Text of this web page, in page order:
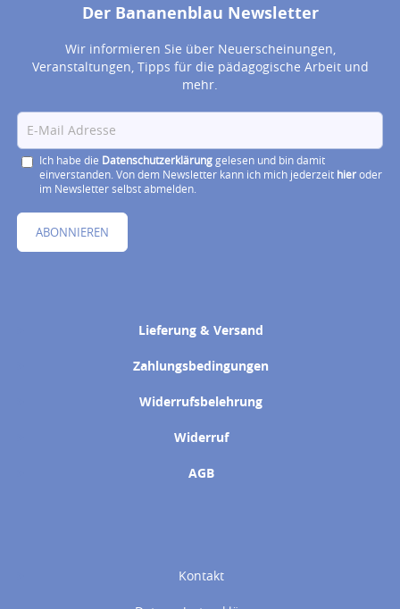
Der Bananenblau Newsletter
Wir informieren Sie über Neuerscheinungen,
Veranstaltungen, Tipps für die pädagogische Arbeit und
mehr.
Ich habe die Datenschutzerklärunggelesen und bin damit
einverstanden. Von dem Newsletter kann ich mich jederzeit hieroder
im Newsletter selbst abmelden.
ABONNIEREN
Lieferung & Versand
Zahlungsbedingungen
Widerrufsbelehrung
Widerruf
AGB
Kontakt